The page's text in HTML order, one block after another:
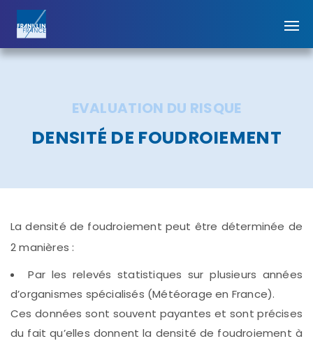
EVALUATION DU RISQUE
DENSITÉ DE FOUDROIEMENT
La densité de foudroiement peut être déterminée de
2 manières :
Par les relevés statistiques sur plusieurs années
d’organismes spécialisés (Météorage en France).
Ces données sont souvent payantes et sont précises
du fait qu’elles donnent la densité de foudroiement à